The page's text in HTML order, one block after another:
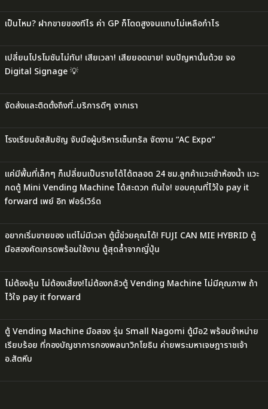
เป็นไหม? ฝากขายของทีไร ค่า GP ก็โดดสูงจนแทบไม่เหลือกำไร
เปลี่ยนโปรโมชันไม่ทัน! เสียเวลา! เสียยอดขาย! จบปัญหานั้นด้วย จอ
Digital Signage 💡
จัดส่งและติดตั้งถึงที่..บริการดีๆ จากเรา
โรงเรียนอัสสัมชัญ จับมือผู้บริหารเซ็นทรัล จัดงาน “AC Expo”
แค่มีพื้นที่เล็กๆ ก็เปลี่ยนเป็นรายได้ได้ตลอด 24 ชม.ลูกค้าแวะเข้าห้องน้ำ แวะ
กดตู้ Mini Vending Machine ได้สะดวก ทันใจ! ขอบคุณที่ไว้ใจ pay it
forward เพย์ อิท ฟอร์เวิร์ด
อยากเริ่มขายของ แต่ไม่มีเวลา ตู้นี้ช่วยคุณได้! FUJI CAN MIE HYBRID ตู้
มือสองคัดเกรดพร้อมใช้งาน ตู้สุดล้ำจากญี่ปุ่น
ไม่ต้องลุ้น ไม่ต้องเสี่ยง!ไม่ต้องกลัวตู้ Vending Machine ไม่มีคุณภาพ ถ้า
ไว้ใจ pay it forward
ตู้ Vending Machine มือสอง รุ่น Small Nagomi ตู้มือ2 พร้อมจำหน่าย
เรียบร้อย ที่กองบัญชาการกองพลนาวิกโยธิน ค่ายพระมหาเจษฎาราชเจ้า
อ.สัตหีบ